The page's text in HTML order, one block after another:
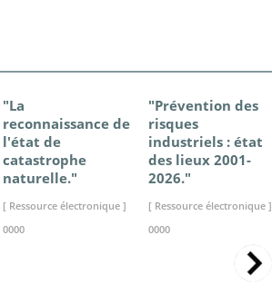
"La
reconnaissance de
l'état de
catastrophe
naturelle."
[ Ressource électronique ]
0000
"Prévention des
risques
industriels : état
des lieux 2001-
2026."
[ Ressource électronique ]
0000